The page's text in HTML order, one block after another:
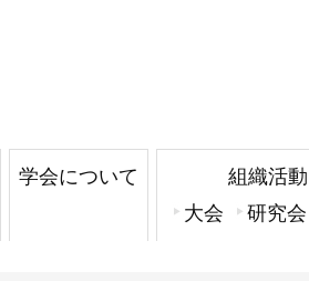
学会について
組織活動
大会
研究会